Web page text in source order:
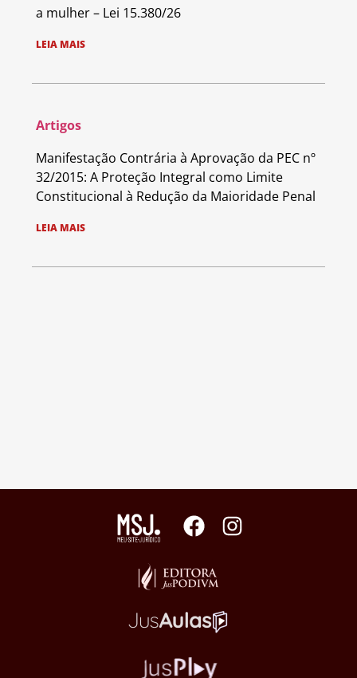
a mulher – Lei 15.380/26
LEIA MAIS
Artigos
Manifestação Contrária à Aprovação da PEC nº
32/2015: A Proteção Integral como Limite
Constitucional à Redução da Maioridade Penal
LEIA MAIS